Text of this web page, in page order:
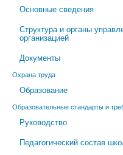
Основные сведения
Структура и органы
организацией
Документы
Охрана труда
Образование
Образовательные стандарты и
Руководство
Педагогический состав